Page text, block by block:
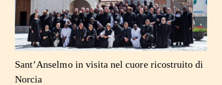
Sant’Anselmo in visita nel cuore ricostruito di
Norcia